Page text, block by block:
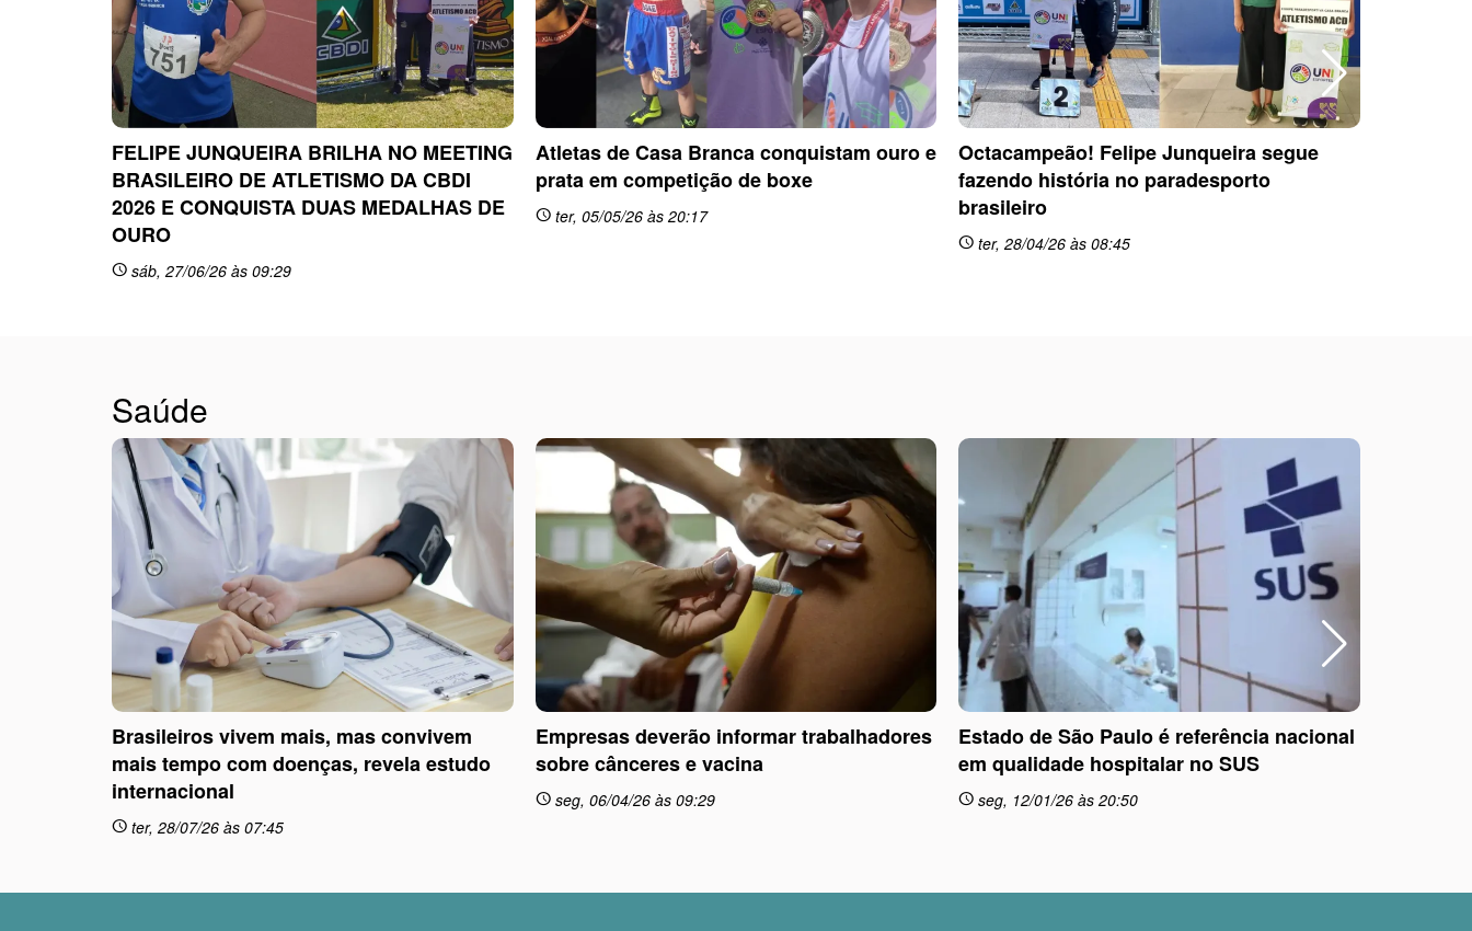
FELIPE JUNQUEIRA BRILHA NO MEETING
BRASILEIRO DE ATLETISMO DA CBDI
2026 E CONQUISTA DUAS MEDALHAS DE
OURO
schedule sáb, 27/06/26 às 09:29
Atletas de Casa Branca conquistam ouro e
prata em competição de boxe
scheduleter, 05/05/26 às 20:17
Octacampeão! Felipe Junqueira segue
fazendo história no paradesporto
brasileiro
schedule ter, 28/04/26 às 08:45
Saúde
Brasileiros vivem mais, mas convivem
mais tempo com doenças, revela estudo
internacional
schedule ter, 28/07/26 às 07:45
Empresas deverão informar trabalhadores
sobre cânceres e vacina
scheduleseg, 06/04/26 às 09:29
Estado de São Paulo é referência nacional
em qualidade hospitalar no SUS
schedule seg, 12/01/26 às 20:50